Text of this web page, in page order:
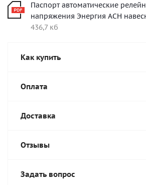
Паспорт автоматические
напряжения Энергия АСН
436,7 кб
Как купить
Оплата
Доставка
Отзывы
Задать вопрос